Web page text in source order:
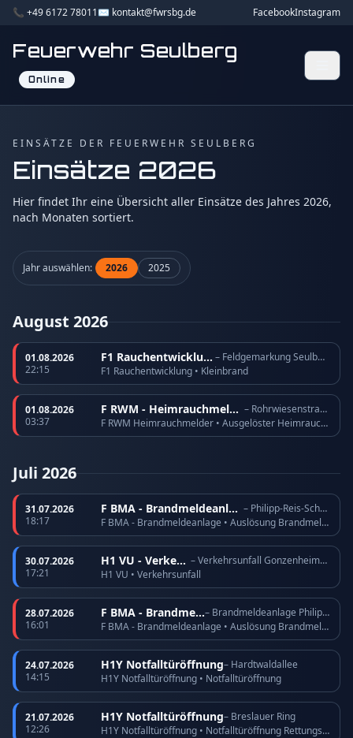
📞 +49 6172 78011✉️ kontakt@fwrsbg.de FacebookInstagram
Feuerwehr Seulberg
Online
EINSÄTZE DER FEUERWEHR SEULBERG
Einsätze 2026
Hier findet Ihr eine Übersicht aller Einsätze des Jahres 2026,
nach Monaten sortiert.
Jahr auswählen: 2026 2025
August 2026
01.08.2026
22:15
F1 Rauchentwicklung
– Feldgemarkung Seulberg
F1 Rauchentwicklung • Kleinbrand
01.08.2026
03:37
F RWM - Heimrauchmelder
– Rohrwiesenstraße
F RWM Heimrauchmelder • Ausgelöster Heimrauchmelder
Juli 2026
31.07.2026
18:17
F BMA - Brandmeldeanlage
– Philipp-Reis-Schule
F BMA - Brandmeldeanlage • Auslösung Brandmeldeanlage
30.07.2026
17:21
H1 VU - Verkehrsunfall
– Verkehrsunfall Gonzenheimer Landstraße
H1 VU • Verkehrsunfall
28.07.2026
16:01
F BMA - Brandmeldeanlage
– Brandmeldeanlage Philipp-Reis-Schule
F BMA - Brandmeldeanlage • Auslösung Brandmeldeanlage
24.07.2026
14:15
H1Y Notfalltüröffnung– Hardtwaldallee
H1Y Notfalltüröffnung • Notfalltüröffnung
21.07.2026
12:26
H1Y Notfalltüröffnung– Breslauer Ring
H1Y Notfalltüröffnung • Notfalltüröffnung Rettungsdienst